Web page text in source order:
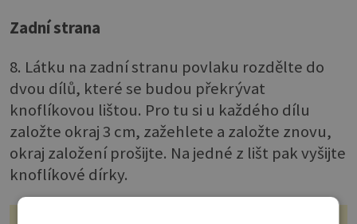
Zadní strana
8. Látku na zadní stranu povlaku rozdělte do
dvou dílů, které se budou překrývat
knoflíkovou lištou. Pro tu si u každého dílu
založte okraj 3 cm, zažehlete a založte znovu,
okraj založení prošijte. Na jedné z lišt pak vyšijte
knoflíkové dírky.